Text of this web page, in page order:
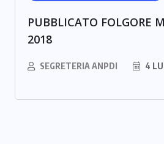
PUBBLICATO FOLGORE
2018
SEGRETERIA ANPDI 4